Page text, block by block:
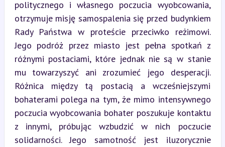
politycznego i własnego poczucia wyobcowania,
otrzymuje misję samospalenia się przed budynkiem
Rady Państwa w proteście przeciwko reżimowi.
Jego podróż przez miasto jest pełna spotkań z
różnymi postaciami, które jednak nie są w stanie
mu towarzyszyć ani zrozumieć jego desperacji.
Różnica między tą postacią a wcześniejszymi
bohaterami polega na tym, że mimo intensywnego
poczucia wyobcowania bohater poszukuje kontaktu
z innymi, próbując wzbudzić w nich poczucie
solidarności. Jego samotność jest iluzorycznie